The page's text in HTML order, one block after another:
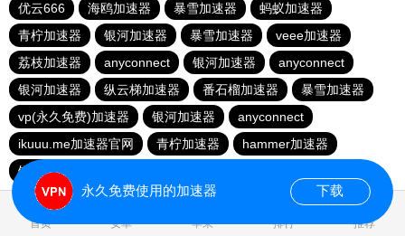
优云666
海鸥加速器 暴雪加速器
蚂蚁加速器
青柠加速器
银河加速器 暴雪加速器
veee加速器
荔枝加速器
anyconnect 银河加速器
anyconnect
银河加速器
纵云梯加速器 番石榴加速器
暴雪加速器
vp(永久免费)加速器
银河加速器
anyconnect
ikuuu.me加速器官网
青柠加速器
hammer加速器
银河加速器
首页 安卓 苹果 排行 推荐
永久免费使用的加速器 下载
0.047228s